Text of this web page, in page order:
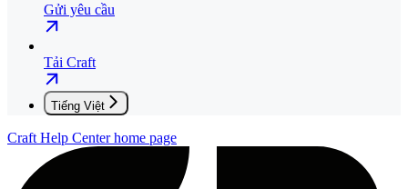
Gửi yêu cầu
Tải Craft
Tiếng Việt
Craft Help Centerhome page